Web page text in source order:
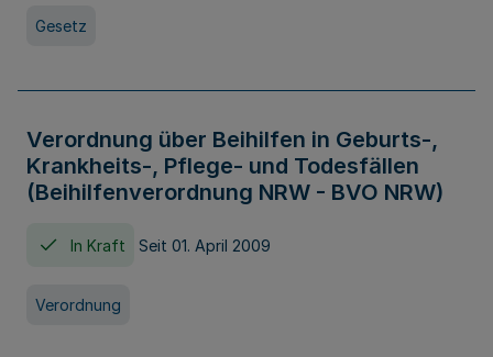
Gesetz
Verordnung über Beihilfen in Geburts-,
Krankheits-, Pflege- und Todesfällen
(Beihilfenverordnung NRW - BVO NRW)
In Kraft Seit 01. April 2009
Verordnung